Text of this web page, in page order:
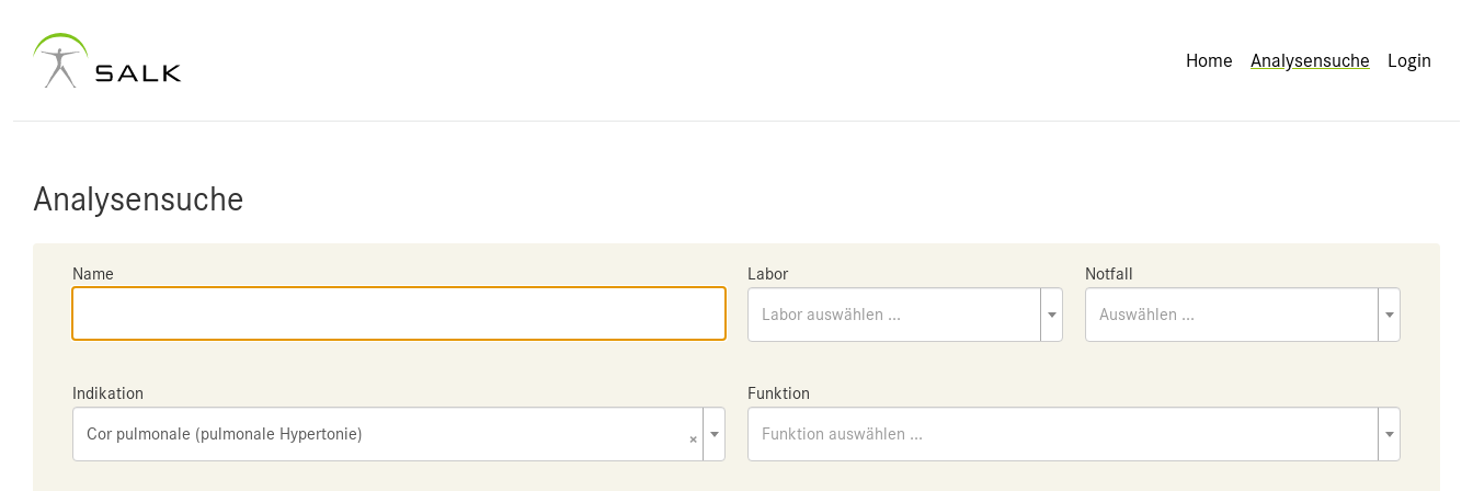
Home Analysensuche Login
Analysensuche
Name Labor
Labor auswählen ...
Notfall
Auswählen ...
Indikation
×
Cor pulmonale (pulmonale Hypertonie)
Funktion
Funktion auswählen ...